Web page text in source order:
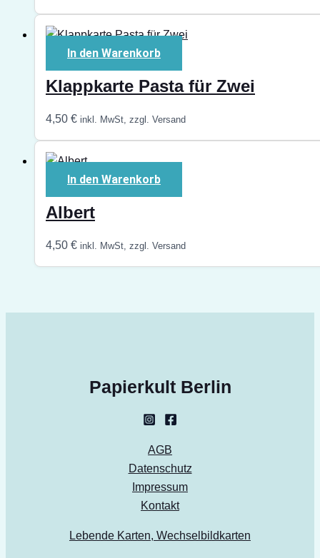
In den Warenkorb
Klappkarte Pasta für Zwei
4,50 € inkl. MwSt, zzgl. Versand
In den Warenkorb
Albert
4,50 € inkl. MwSt, zzgl. Versand
Papierkult Berlin
AGB
Datenschutz
Impressum
Kontakt
Lebende Karten, Wechselbildkarten